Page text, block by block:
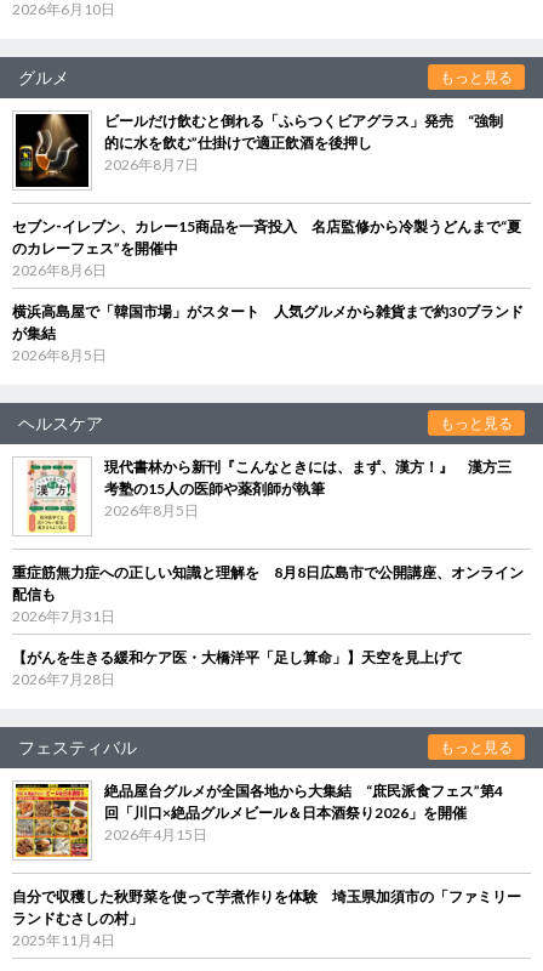
2026年6月10日
グルメ もっと見る
ビールだけ飲むと倒れる「ふらつくビアグラス」発売 “強制
的に水を飲む”仕掛けで適正飲酒を後押し
2026年8月7日
セブン‐イレブン、カレー15商品を一斉投入 名店監修から冷製うどんまで“夏
のカレーフェス”を開催中
2026年8月6日
横浜高島屋で「韓国市場」がスタート 人気グルメから雑貨まで約30ブランド
が集結
2026年8月5日
ヘルスケア もっと見る
現代書林から新刊『こんなときには、まず、漢方！』 漢方三
考塾の15人の医師や薬剤師が執筆
2026年8月5日
重症筋無力症への正しい知識と理解を 8月8日広島市で公開講座、オンライン
配信も
2026年7月31日
【がんを生きる緩和ケア医・大橋洋平「足し算命」】天空を見上げて
2026年7月28日
フェスティバル もっと見る
絶品屋台グルメが全国各地から大集結 “庶民派食フェス”第4
回「川口×絶品グルメビール＆日本酒祭り2026」を開催
2026年4月15日
自分で収穫した秋野菜を使って芋煮作りを体験 埼玉県加須市の「ファミリー
ランドむさしの村」
2025年11月4日